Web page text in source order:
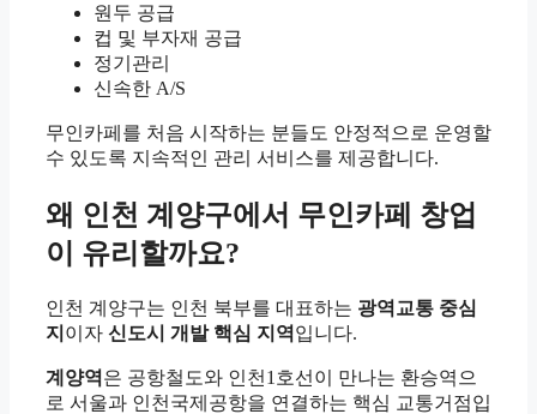
원두 공급
컵 및 부자재 공급
정기관리
신속한 A/S
무인카페를 처음 시작하는 분들도 안정적으로 운영할
수 있도록 지속적인 관리 서비스를 제공합니다.
왜 인천 계양구에서 무인카페 창업
이 유리할까요?
인천 계양구는 인천 북부를 대표하는 광역교통 중심
지 이자 신도시 개발 핵심 지역 입니다.
계양역 은 공항철도와 인천1호선이 만나는 환승역으
로 서울과 인천국제공항을 연결하는 핵심 교통거점입